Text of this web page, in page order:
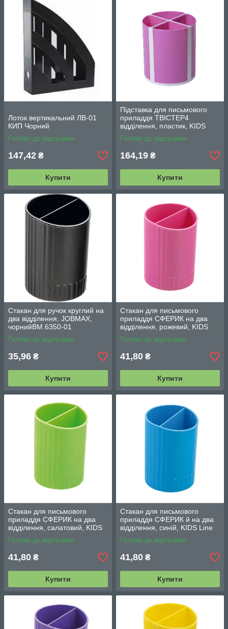
Лоток вертикальний ЛВ-01
КИП Чорний
Готово до відправки
147,42 ₴
Купити
Підставка для письмового
приладдя ТВІСТЕР4
відділення, пластик, KIDS
Line (ZB.3003-10)
Готово до відправки
164,19 ₴
Купити
Стакан для ручок круглий на
два відділення, JOBMAX,
чорнийВМ.6350-01
Готово до відправки
35,96 ₴
Купити
Стакан для письмового
приладдя СФЕРИК на два
відділення, рожевий, KIDS
Line (ZB.3000-10)
Готово до відправки
41,80 ₴
Купити
Стакан для письмового
приладдя СФЕРИК на два
відділення, салатовий, KIDS
Line (ZB.3000-15)
Готово до відправки
41,80 ₴
Купити
Стакан для письмового
приладдя СФЕРИК й на два
відділення, синій, KIDS Line
(ZB.3000-02)
Готово до відправки
41,80 ₴
Купити